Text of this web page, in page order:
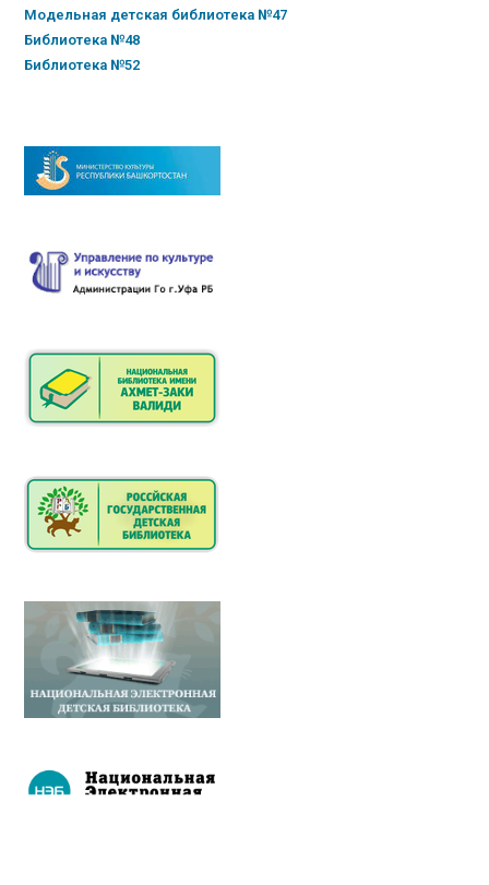
Модельная детская библиотека №47
Библиотека №48
Библиотека №52